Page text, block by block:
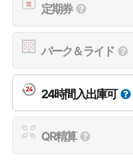
定期券
パーク＆ライド
24時間入出庫可
QR精算